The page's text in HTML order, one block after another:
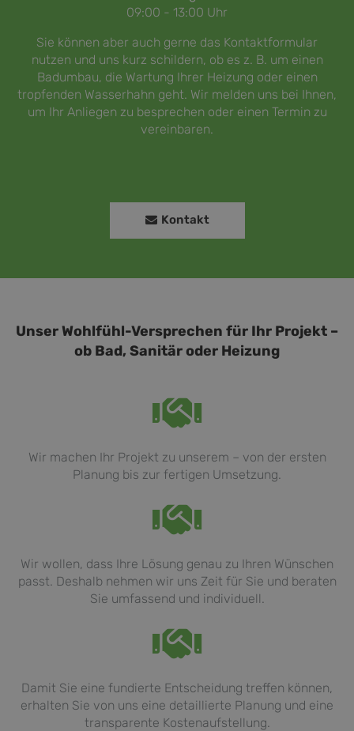
09:00 - 13:00 Uhr
Sie können aber auch gerne das Kontaktformular
nutzen und uns kurz schildern, ob es z. B. um einen
Badumbau, die Wartung Ihrer Heizung oder einen
tropfenden Wasserhahn geht. Wir melden uns bei Ihnen,
um Ihr Anliegen zu besprechen oder einen Termin zu
vereinbaren.
Kontakt
Unser Wohlfühl-Versprechen für Ihr Projekt ­­­­–
ob Bad, Sanitär oder Heizung
Wir machen Ihr Projekt zu unserem – von der ersten
Planung bis zur fertigen Umsetzung.
Wir wollen, dass Ihre Lösung genau zu Ihren Wünschen
passt. Deshalb nehmen wir uns Zeit für Sie und beraten
Sie umfassend und individuell.
Damit Sie eine fundierte Entscheidung treffen können,
erhalten Sie von uns eine detaillierte Planung und eine
transparente Kostenaufstellung.